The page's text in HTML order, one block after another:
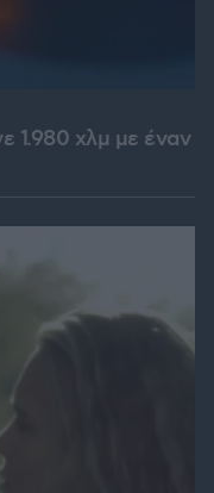
1.980 χλμ με έναν